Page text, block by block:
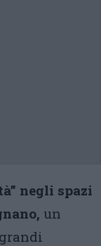
negli spazi
un